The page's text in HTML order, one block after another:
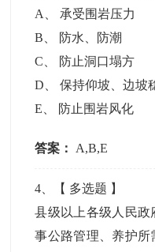
A
承受围岩压力
B
防水、防潮
C
防止洞口塌方
D 、保持仰坡、边坡
E
防止围岩风化
答案： A,B,E
4 、【 多选题 】
县级以上各级人民政
事公路管理、养护